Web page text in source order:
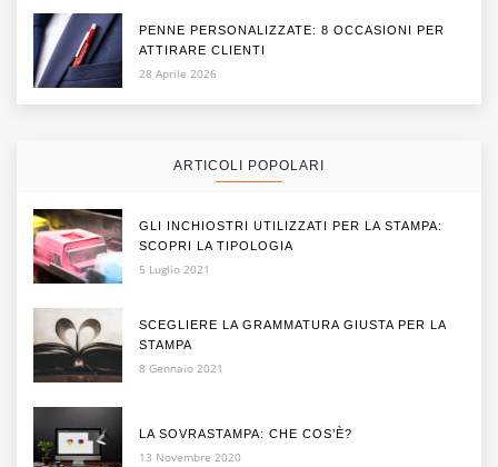
PENNE PERSONALIZZATE: 8 OCCASIONI PER
ATTIRARE CLIENTI
28 Aprile 2026
ARTICOLI POPOLARI
GLI INCHIOSTRI UTILIZZATI PER LA STAMPA:
SCOPRI LA TIPOLOGIA
5 Luglio 2021
SCEGLIERE LA GRAMMATURA GIUSTA PER LA
STAMPA
8 Gennaio 2021
LA SOVRASTAMPA: CHE COS’È?
13 Novembre 2020